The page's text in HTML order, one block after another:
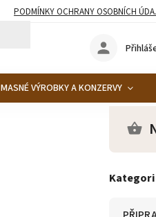
PODMÍNKY OCHRANY OSOBNÍCH
MASNÉ VÝROBKY A KONZERVY